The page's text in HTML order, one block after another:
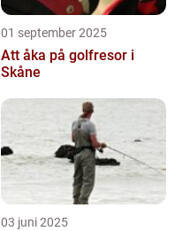
01 september 2025
Att åka på golfresor i
Skåne
03 juni 2025